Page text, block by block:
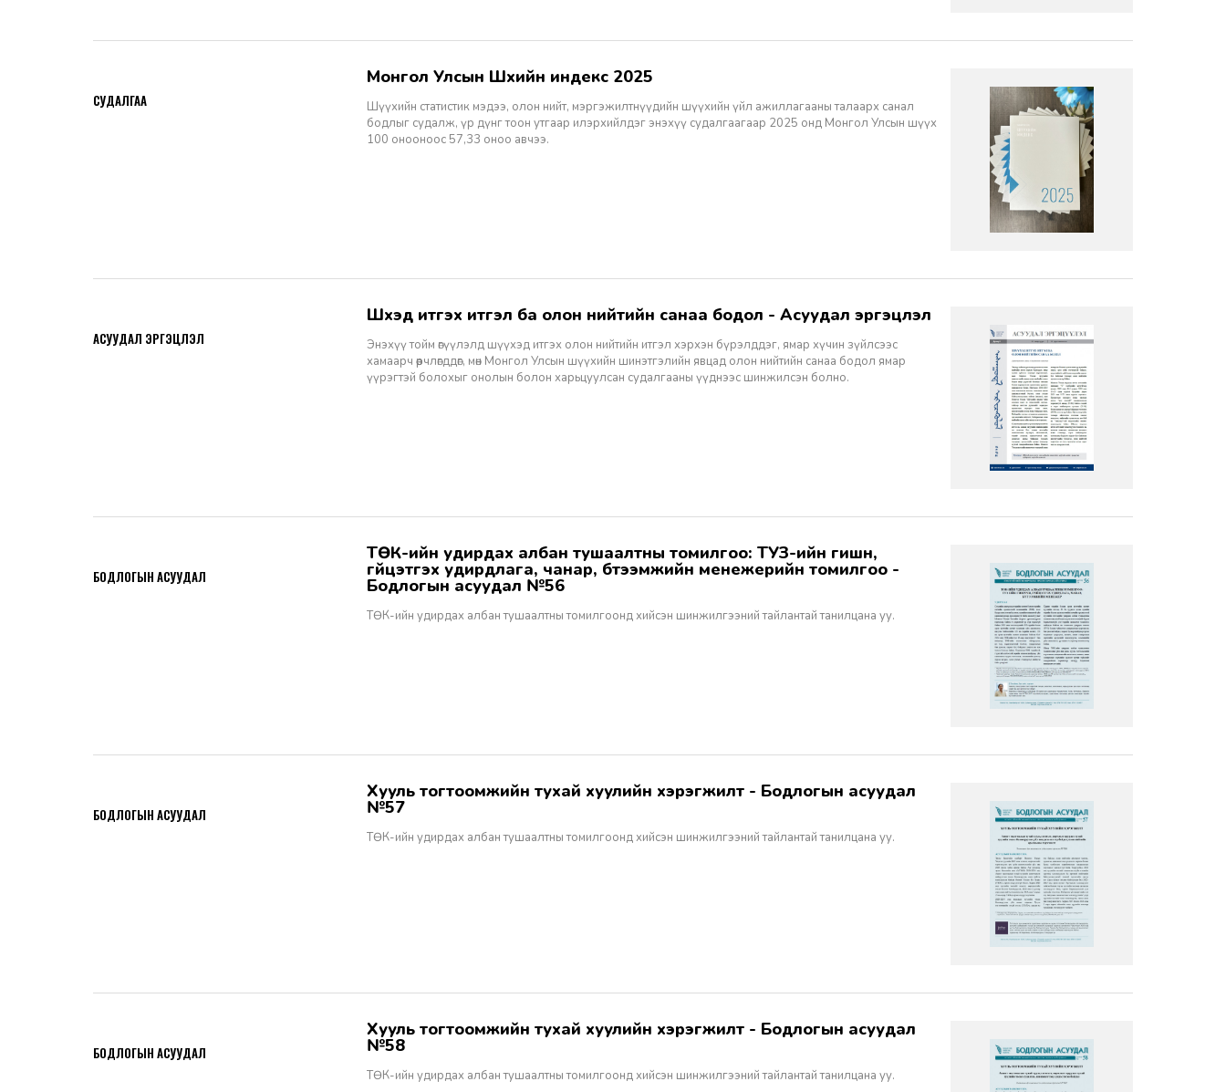
Монгол Улсын Шүүхийн индекс 2025
Шүүхийн статистик мэдээ, олон нийт, мэргэжилтнүүдийн шүүхийн үйл ажиллагааны талаарх санал
бодлыг судалж, үр дүнг тоон утгаар илэрхийлдэг энэхүү судалгаагаар 2025 онд Монгол Улсын шүүх
100 онооноос 57,33 оноо авчээ.
СУДАЛГАА
Шүүхэд итгэх итгэл ба олон нийтийн санаа бодол - Асуудал эргэцүүлэл
Энэхүү тойм өгүүлэлд шүүхэд итгэх олон нийтийн итгэл хэрхэн бүрэлддэг, ямар хүчин зүйлсээс
хамаарч өөрчлөгддөг, мөн Монгол Улсын шүүхийн шинэтгэлийн явцад олон нийтийн санаа бодол ямар
үүрэгтэй болохыг онолын болон харьцуулсан судалгааны үүднээс шинжилсэн болно.
АСУУДАЛ ЭРГЭЦҮҮЛЭЛ
ТӨК-ийн удирдах албан тушаалтны томилгоо: ТУЗ-ийн гишүүн,
гүйцэтгэх удирдлага, чанар, бүтээмжийн менежерийн томилгоо -
Бодлогын асуудал №56
ТӨК-ийн удирдах албан тушаалтны томилгоонд хийсэн шинжилгээний тайлантай танилцана уу.
БОДЛОГЫН АСУУДАЛ
Хууль тогтоомжийн тухай хуулийн хэрэгжилт - Бодлогын асуудал
№57
ТӨК-ийн удирдах албан тушаалтны томилгоонд хийсэн шинжилгээний тайлантай танилцана уу.
БОДЛОГЫН АСУУДАЛ
Хууль тогтоомжийн тухай хуулийн хэрэгжилт - Бодлогын асуудал
№58
ТӨК-ийн удирдах албан тушаалтны томилгоонд хийсэн шинжилгээний тайлантай танилцана уу.
БОДЛОГЫН АСУУДАЛ